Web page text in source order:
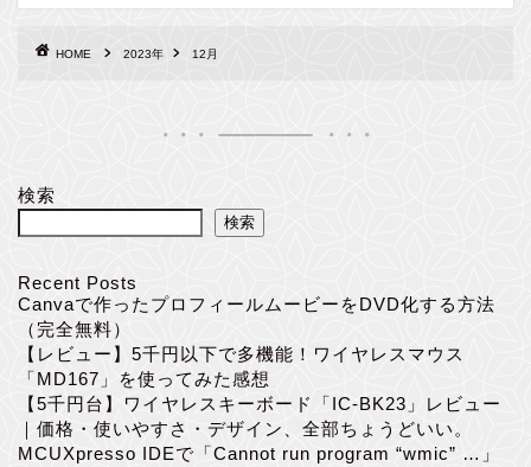
HOME 2023年 12月
検索
検索
Recent Posts
Canvaで作ったプロフィールムービーをDVD化する方法
（完全無料）
【レビュー】5千円以下で多機能！ワイヤレスマウス
「MD167」を使ってみた感想
【5千円台】ワイヤレスキーボード「IC-BK23」レビュー
｜価格・使いやすさ・デザイン、全部ちょうどいい。
MCUXpresso IDEで「Cannot run program “wmic” …」